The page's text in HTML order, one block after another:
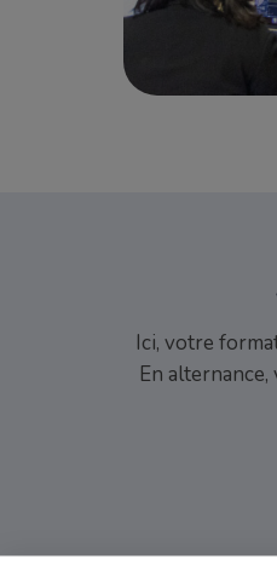
Ici, votre
En